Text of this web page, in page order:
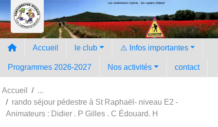
Les randonneurs hyèrois - les copains d'abord
Accueil le club ⚠️ Infos importantes
Programmes 2026-2027 Nos activités contact
Accueil
rando séjour pédestre à St Raphaël- niveau E2 -
Animateurs : Didier . P Gilles . C Édouard. H
Panneau de gestion des cookies